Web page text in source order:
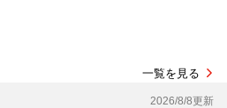
一覧を見る
2026/8/8更新